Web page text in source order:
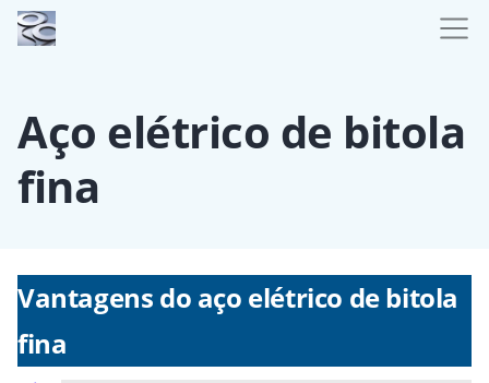
Aço elétrico de bitola
fina
Vantagens do aço elétrico de bitola
fina